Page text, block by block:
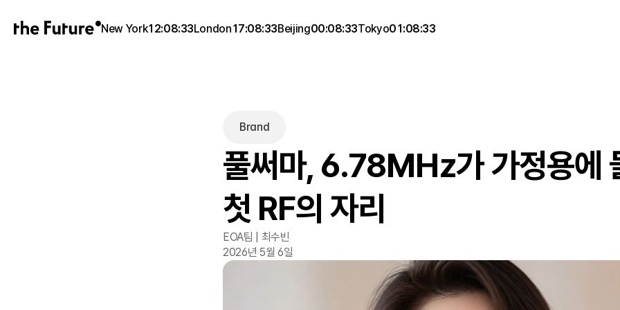
New York12:08:33London17:08:33Beijing00:08:33Tokyo01:08:33
Brand
풀써마, 6.78MHz가 가정용에
첫 RF의 자리
EOA팀 | 최수빈
2026년 5월 6일